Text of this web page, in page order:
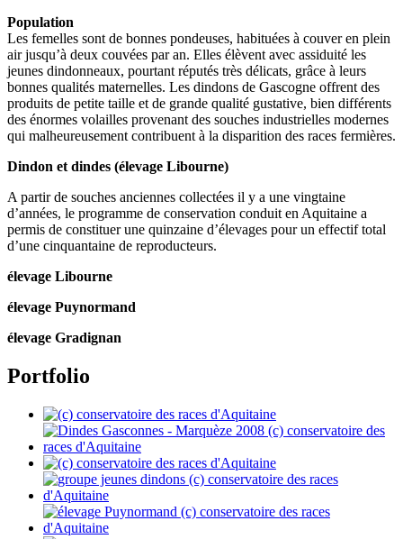
Population
Les femelles sont de bonnes pondeuses, habituées à couver en plein
air jusqu’à deux couvées par an. Elles élèvent avec assiduité les
jeunes dindonneaux, pourtant réputés très délicats, grâce à leurs
bonnes qualités maternelles. Les dindons de Gascogne offrent des
produits de petite taille et de grande qualité gustative, bien différents
des énormes volailles provenant des souches industrielles modernes
qui malheureusement contribuent à la disparition des races fermières.
Dindon et dindes (élevage Libourne)
A partir de souches anciennes collectées il y a une vingtaine
d’années, le programme de conservation conduit en Aquitaine a
permis de constituer une quinzaine d’élevages pour un effectif total
d’une cinquantaine de reproducteurs.
élevage Libourne
élevage Puynormand
élevage Gradignan
Portfolio